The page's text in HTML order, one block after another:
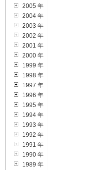
2005 年
2004 年
2003 年
2002 年
2001 年
2000 年
1999 年
1998 年
1997 年
1996 年
1995 年
1994 年
1993 年
1992 年
1991 年
1990 年
1989 年